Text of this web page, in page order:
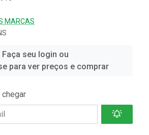
MARCAS
Faça seu login ou
para ver preços e comprar